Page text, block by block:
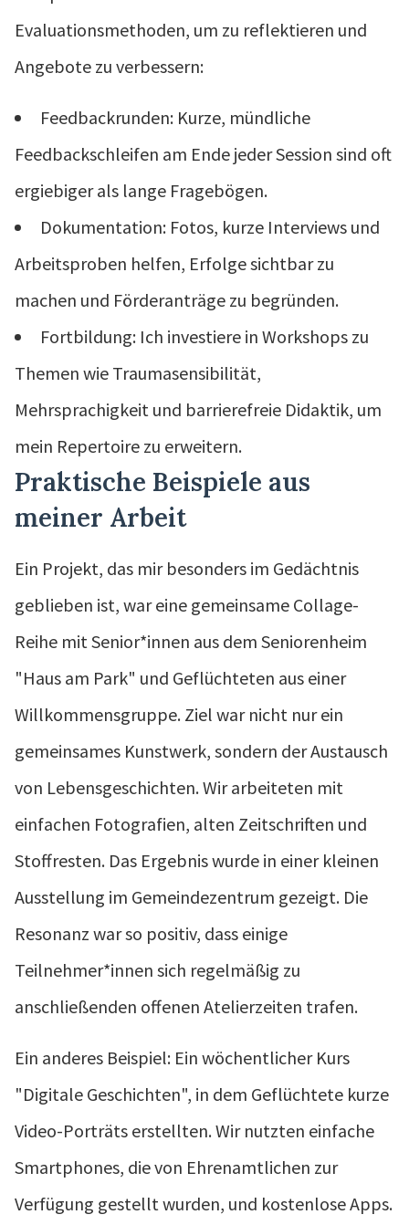
Evaluationsmethoden, um zu reflektieren und
Angebote zu verbessern:
Feedbackrunden: Kurze, mündliche
Feedbackschleifen am Ende jeder Session sind oft
ergiebiger als lange Fragebögen.
Dokumentation: Fotos, kurze Interviews und
Arbeitsproben helfen, Erfolge sichtbar zu
machen und Förderanträge zu begründen.
Fortbildung: Ich investiere in Workshops zu
Themen wie Traumasensibilität,
Mehrsprachigkeit und barrierefreie Didaktik, um
mein Repertoire zu erweitern.
Praktische Beispiele aus
meiner Arbeit
Ein Projekt, das mir besonders im Gedächtnis
geblieben ist, war eine gemeinsame Collage-
Reihe mit Senior*innen aus dem Seniorenheim
"Haus am Park" und Geflüchteten aus einer
Willkommensgruppe. Ziel war nicht nur ein
gemeinsames Kunstwerk, sondern der Austausch
von Lebensgeschichten. Wir arbeiteten mit
einfachen Fotografien, alten Zeitschriften und
Stoffresten. Das Ergebnis wurde in einer kleinen
Ausstellung im Gemeindezentrum gezeigt. Die
Resonanz war so positiv, dass einige
Teilnehmer*innen sich regelmäßig zu
anschließenden offenen Atelierzeiten trafen.
Ein anderes Beispiel: Ein wöchentlicher Kurs
"Digitale Geschichten", in dem Geflüchtete kurze
Video-Porträts erstellten. Wir nutzten einfache
Smartphones, die von Ehrenamtlichen zur
Verfügung gestellt wurden, und kostenlose Apps.